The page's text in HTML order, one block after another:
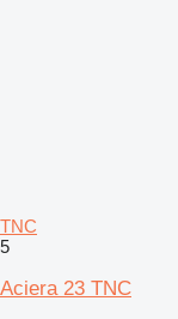
TNC
5
Aciera 23 TNC